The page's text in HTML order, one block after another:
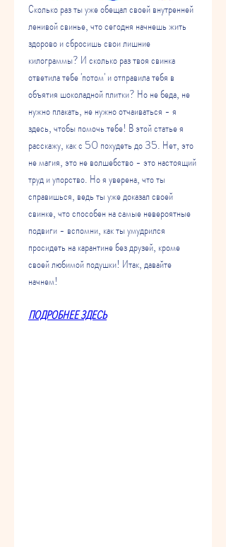
Сколько раз ты уже обещал своей внутренней
ленивой свинье, что сегодня начнешь жить
здорово и сбросишь свои лишние
килограммы? И сколько раз твоя свинка
ответила тебе 'потом' и отправила тебя в
объятия шоколадной плитки? Но не беда, не
нужно плакать, не нужно отчаиваться - я
здесь, чтобы помочь тебе! В этой статье я
расскажу, как с 50 похудеть до 35. Нет, это
не магия, это не волшебство - это настоящий
труд и упорство. Но я уверена, что ты
справишься, ведь ты уже доказал своей
свинке, что способен на самые невероятные
подвиги - вспомни, как ты умудрился
просидеть на карантине без друзей, кроме
своей любимой подушки! Итак, давайте
начнем!
ПОДРОБНЕЕ ЗДЕСЬ